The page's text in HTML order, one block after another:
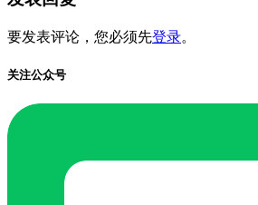
要发表评论，您必须先登录。
关注公众号